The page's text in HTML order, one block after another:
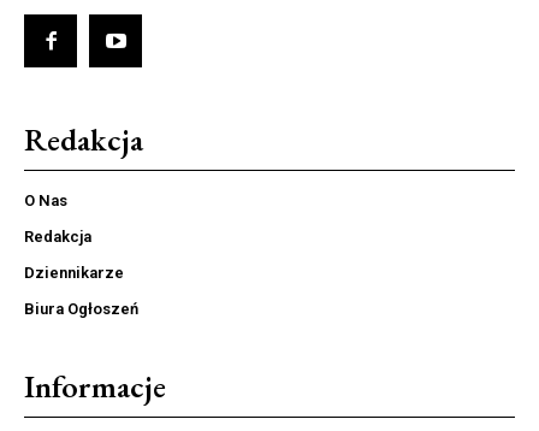
Redakcja
O Nas
Redakcja
Dziennikarze
Biura Ogłoszeń
Informacje